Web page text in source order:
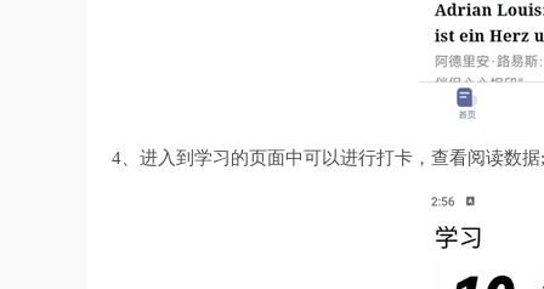
4、进入到学习的页面中可以进行打卡，查看阅读数据;